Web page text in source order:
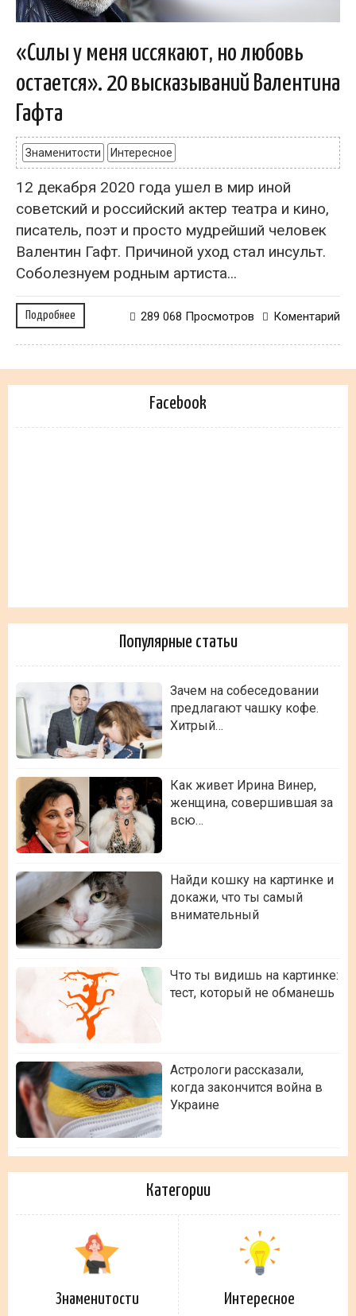
«Силы у меня иссякают, но любовь
остается». 20 высказываний Валентина
Гафта
Знаменитости Интересное
12 декабря 2020 года ушел в мир иной
советский и российский актер театра и кино,
писатель, поэт и просто мудрейший человек
Валентин Гафт. Причиной уход стал инсульт.
Соболезнуем родным артиста...
Подробнее Коментарий
289 068 Просмотров
Facebook
Популярные статьи
Зачем на собеседовании
предлагают чашку кофе.
Хитрый…
Как живет Ирина Винер,
женщина, совершившая за
всю…
Найди кошку на картинке и
докажи, что ты самый
внимательный
Что ты видишь на картинке:
тест, который не обманешь
Астрологи рассказали,
когда закончится война в
Украине
Категории
Знаменитости Интересное